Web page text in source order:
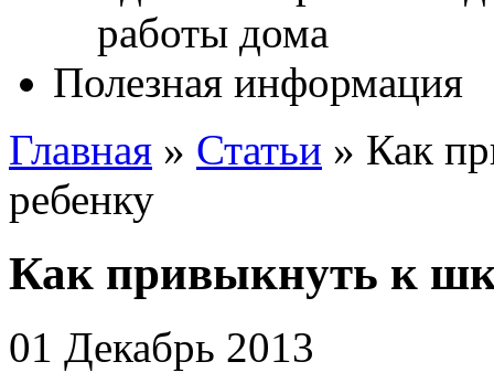
Полезная информация
Главная » Статьи » Как
ребенку
Как привыкнуть к
01 Декабрь 2013